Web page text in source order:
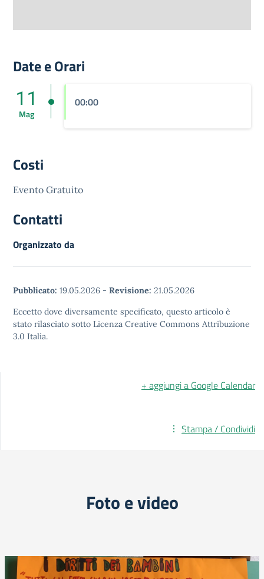
Date e Orari
00:00
11
Mag
Costi
Evento Gratuito
Contatti
Organizzato da
Pubblicato: 19.05.2026 - Revisione: 21.05.2026
Eccetto dove diversamente specificato, questo articolo è
stato rilasciato sotto Licenza Creative Commons Attribuzione
3.0 Italia.
+ aggiungi a Google Calendar
Stampa / Condividi
Foto e video